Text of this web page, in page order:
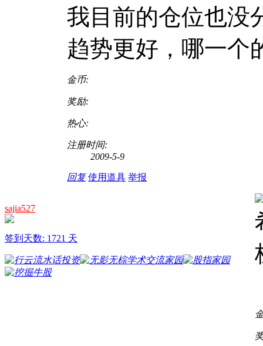
我目前的仓位也没
趋势更好，哪一个
金币:
奖励:
热心:
注册时间:
2009-5-9
回复 使用道具 举报
sajia527
签到天数: 1721 天